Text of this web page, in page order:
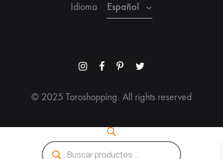
MenuMenuMenuMenu
© 2025 Toroshopping. All rights reserved
Idioma Español
Búsqueda
de